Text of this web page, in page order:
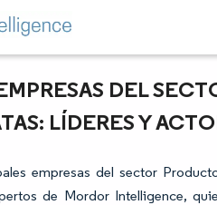
DEL
LÍDERES Y
empresas del sector
de Mordor Intelligence,